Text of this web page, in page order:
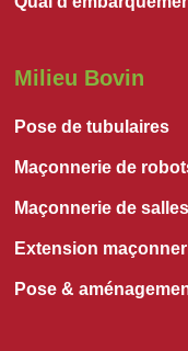
Milieu Bovin
Pose de tubulaires
Maçonnerie de
Maçonnerie de
Extension
Pose &